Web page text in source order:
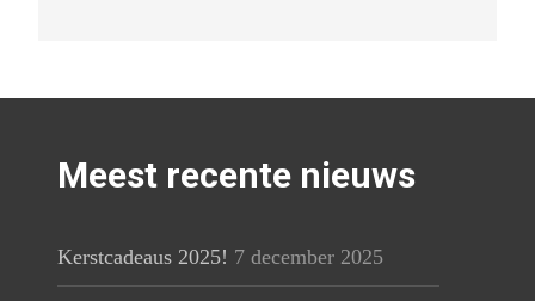
Meest recente nieuws
Kerstcadeaus 2025! 7 december 2025